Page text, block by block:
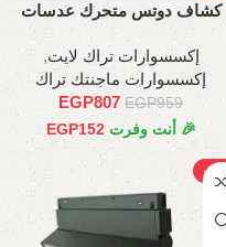
كشاف دوتس متحرك عدسات
اسطواني 35 سم
إكسسوارات تراك لايت,
إكسسوارات ماجنتك تراك
EGP959
EGP807
🎉 أنت وفرت EGP152
-21%